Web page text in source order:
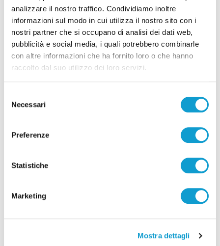
analizzare il nostro traffico. Condividiamo inoltre
informazioni sul modo in cui utilizza il nostro sito con i
nostri partner che si occupano di analisi dei dati web,
pubblicità e social media, i quali potrebbero combinarle
con altre informazioni che ha fornito loro o che hanno
raccolto dal suo utilizzo dei loro servizi.
delNecessari
Preferenze
Statistiche
Marketing
Mostra dettagli